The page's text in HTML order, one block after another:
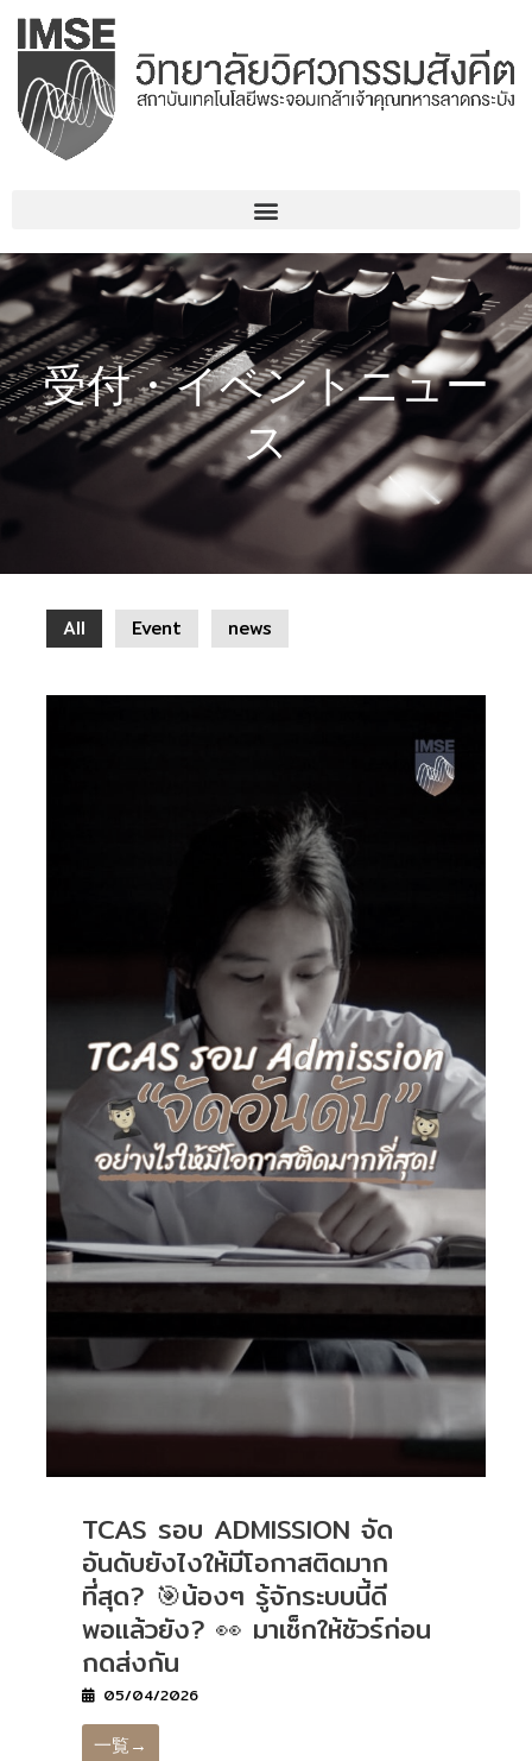
プ
受付・イベントニュー
ス
All Event news
TCAS รอบ ADMISSION จัด
อันดับยังไงให้มีโอกาสติดมาก
ที่สุด? 🎯น้องๆ รู้จักระบบนี้ดี
พอแล้วยัง? 👀 มาเช็กให้ชัวร์ก่อน
กดส่งกัน
05/04/2026
一覧→